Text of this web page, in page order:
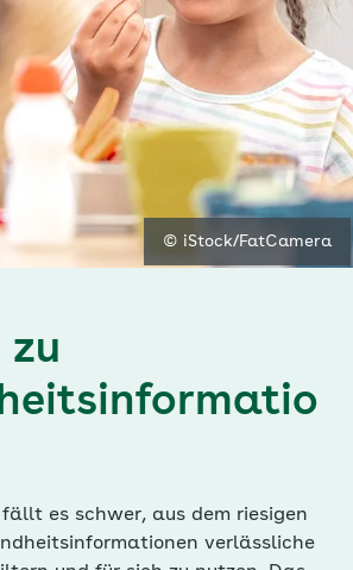
© iStock/FatCamera
zu
es schwer, aus dem riesigen
verlässliche